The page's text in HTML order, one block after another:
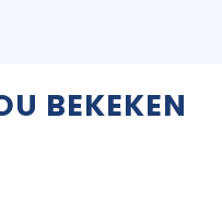
BEKEKEN